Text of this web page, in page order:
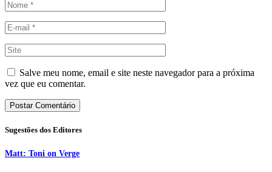
Salve meu nome, email e site neste navegador para a próxima
vez que eu comentar.
Sugestões dos Editores
Matt: Toni on Verge